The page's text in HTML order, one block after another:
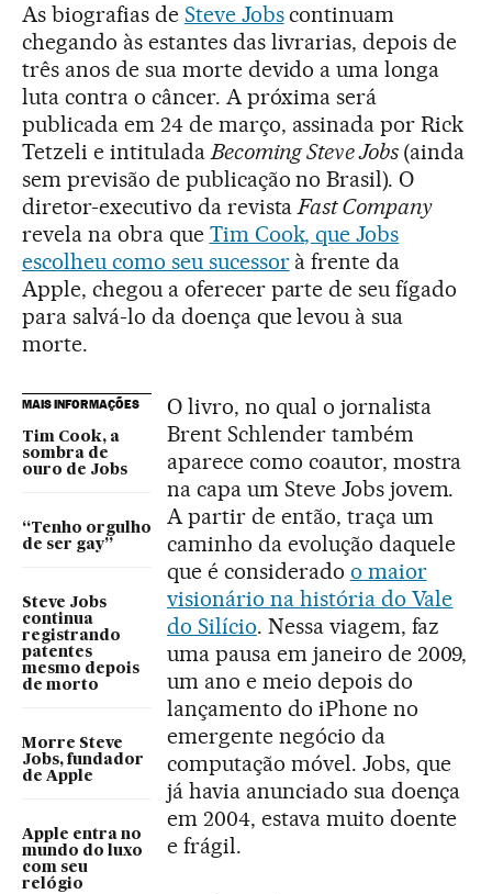
As biografias de Steve Jobscontinuam
chegando às estantes das livrarias, depois de
três anos de sua morte devido a uma longa
luta contra o câncer. A próxima será
publicada em 24 de março, assinada por Rick
Tetzeli e intituladaBecoming Steve Jobs (ainda
sem previsão de publicação no Brasil). O
diretor-executivo da revistaFast Company
revela na obra que Tim Cook, que Jobs
escolheu como seu sucessorà frente da
Apple, chegou a oferecer parte de seu fígado
para salvá-lo da doença que levou à sua
morte.
MAIS INFORMAÇÕES
Tim Cook, a
sombra de
ouro de Jobs
“Tenho orgulho
de ser gay”
Steve Jobs
continua
registrando
patentes
mesmo depois
de morto
Morre Steve
Jobs, fundador
de Apple
Apple entra no
mundo do luxo
com seu
relógio
O livro, no qual o jornalista
Brent Schlender também
aparece como coautor, mostra
na capa um Steve Jobs jovem.
A partir de então, traça um
caminho da evolução daquele
que é considerado o maior
visionário na história do Vale
do Silício. Nessa viagem, faz
uma pausa em janeiro de 2009,
um ano e meio depois do
lançamento do iPhone no
emergente negócio da
computação móvel. Jobs, que
já havia anunciado sua doença
em 2004, estava muito doente
e frágil.